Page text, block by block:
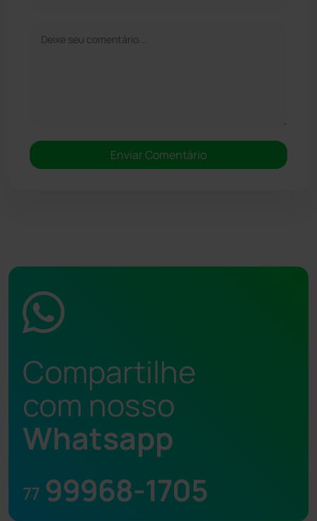
Compartilhe
com nosso
Whatsapp
77 99968-1705